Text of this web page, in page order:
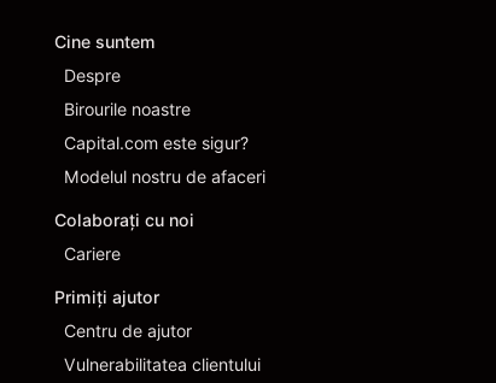
Cine suntem
Despre
Birourile noastre
Capital.com este sigur?
Modelul nostru de afaceri
Colaborați cu noi
Cariere
Primiți ajutor
Centru de ajutor
Vulnerabilitatea clientului